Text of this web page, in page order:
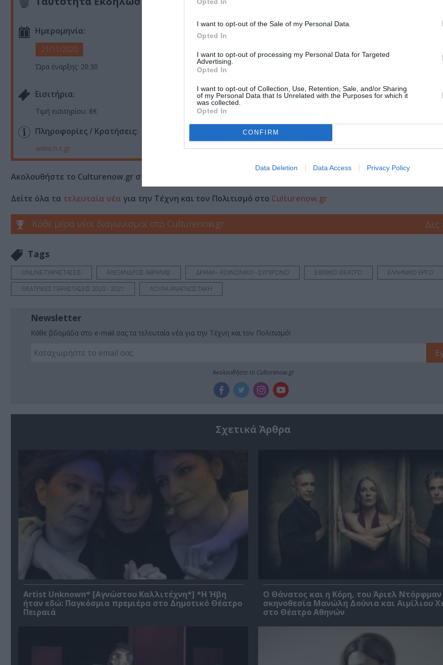
I want to opt-out of the Sale of my Personal Data.
Opted In
I want to opt-out of processing my Personal Data for Targeted
Advertising.
Opted In
I want to opt-out of Collection, Use, Retention, Sale, and/or Sharing
of my Personal Data that Is Unrelated with the Purposes for which it
was collected.
Opted In
CONFIRM
Data Deletion Data Access Privacy Policy
Ημερομηνία:
21/11/2020
Ώρα έναρξης: 20:30
Τοποθεσία:
Eισιτήρια:
Τιμή εισιτηρίου: 8€
Πληροφορίες / Κρατήσεις:
www.n-t.gr
Ακολουθήστε το Culturenow.gr στο
Δείτε όλα τα τελευταία νέα για την Τέχνη και τον Πολιτισμό στο Culturenow.gr
Κάθε μέρα νέοι διαγωνισμοί στο Culturenow.gr Δες
Tags
ONLINE ΠΑΡΑΣΤΑΣΕΙΣ ΑΛΕΞΑΝΔΡΟΣ ΑΒΡΑΝΑΣ ΔΡΑΜΑ - ΚΟΙΝΩΝΙΚΟ - ΣΥΓΧΡΟΝΟ ΕΘΝΙΚΟ ΘΕΑΤΡΟ
ΕΛΛΗΝΙΚΟ ΕΡΓΟ
ΘΕΑΤΡΙΚΕΣ ΠΑΡΑΣΤΑΣΕΙΣ 2020 - 2021
ΛΟΥΛΑ ΑΝΑΓΝΩΣΤΑΚΗ
Newsletter
Κάθε βδομάδα στο e-mail σας τα τελευταία νέα για την Τέχνη και τον Πολιτισμό!
Ακολουθήστε το Culturenow.gr
Σχετικά Άρθρα
Artist Unknown* [Αγνώστου Καλλιτέχνη*] *Η Ήβη
ήταν εδώ: Παγκόσμια πρεμιέρα στο Δημοτικό Θέατρο
Πειραιά
Ο Θάνατος και η Κόρη, του Άριελ
σκηνοθεσία Μανώλη Δούνια και Αιμίλιου
στο Θέατρο Αθηνών